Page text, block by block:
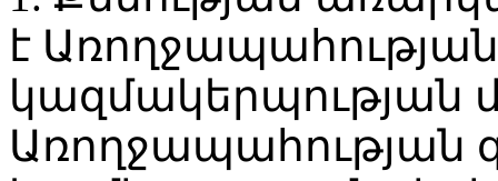
է
կազմակերպության
Առողջապահության